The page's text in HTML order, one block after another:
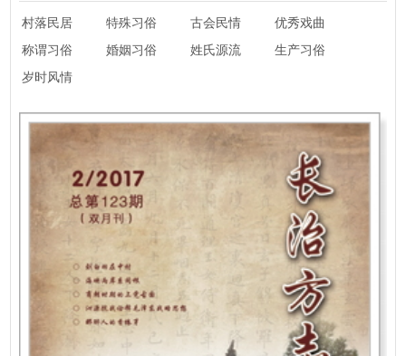
村落民居 特殊习俗 古会民情
优秀戏曲
称谓习俗
婚姻习俗 姓氏源流
生产习俗
岁时风情